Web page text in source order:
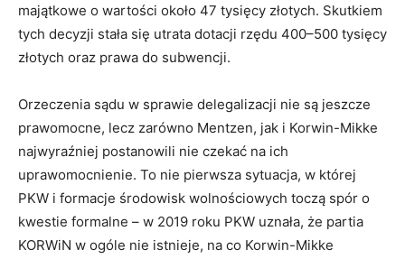
majątkowe o wartości około 47 tysięcy złotych. Skutkiem
tych decyzji stała się utrata dotacji rzędu 400–500 tysięcy
złotych oraz prawa do subwencji.
Orzeczenia sądu w sprawie delegalizacji nie są jeszcze
prawomocne, lecz zarówno Mentzen, jak i Korwin-Mikke
najwyraźniej postanowili nie czekać na ich
uprawomocnienie. To nie pierwsza sytuacja, w której
PKW i formacje środowisk wolnościowych toczą spór o
kwestie formalne – w 2019 roku PKW uznała, że partia
KORWiN w ogóle nie istnieje, na co Korwin-Mikke